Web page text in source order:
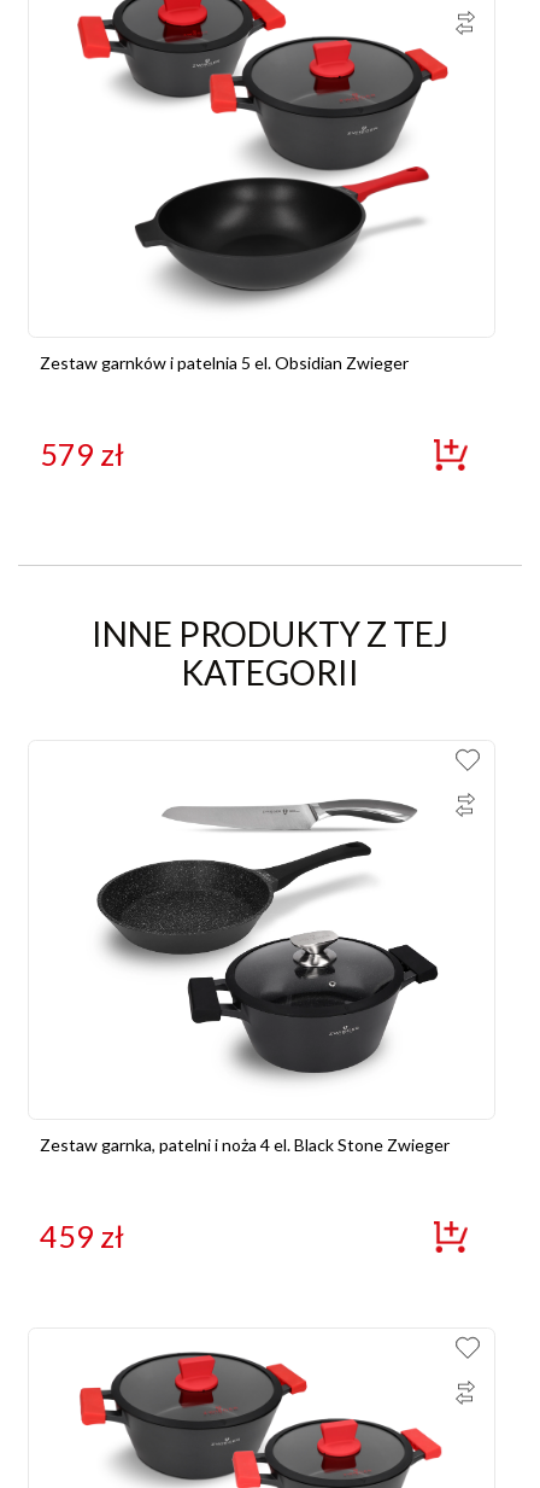
Zestaw garnków i patelnia 5 el. Obsidian Zwieger
579 zł
INNE PRODUKTY Z TEJ
KATEGORII
Zestaw garnka, patelni i noża 4 el. Black Stone Zwieger
459 zł